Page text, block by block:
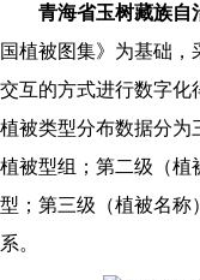
青海省玉树藏族自
国植被图集》为基础，
交互的方式进行数字化
植被类型分布数据分为
植被型组；第二级（植
型；第三级（植被名称
系。